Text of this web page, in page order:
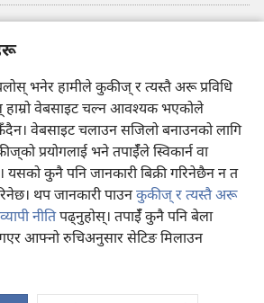
भनेर हामीले कुकीज् र त्यस्तै अरू प्रविधि
हाम्रो वेबसाइट चल्न आवश्यक भएकोले
वेबसाइट चलाउन सजिलो बनाउनको लागि
प्रयोगलाई भने तपाईँले स्विकार्न वा
यसको कुनै पनि जानकारी बिक्री गरिनेछैन न त
थप जानकारी पाउनकुकीज् र त्यस्तै अरू
नीतिपढ्नुहोस्। तपाईँ कुनै पनि बेला
आफ्नो रुचिअनुसार सेटिङ मिलाउन
Bible and Tract Society of Pennsylvania.